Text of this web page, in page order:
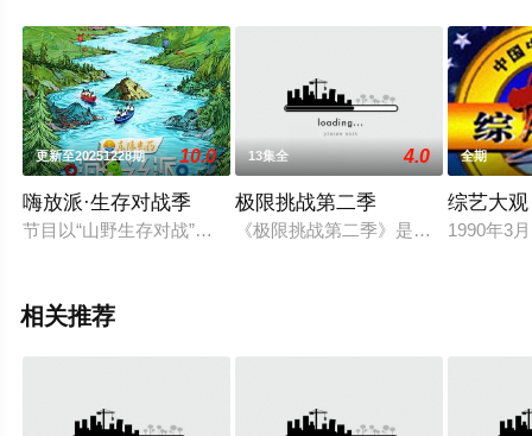
更新至20251228期 10.0
嗨放派·生存对战季
节目以“山野生存对战”为核心主题，嘉宾们在为期十天的挑战
13集全 4.0
极限挑战第二季
《极限挑战第二季》是上海东方卫
全期
综艺大观
1990年3
相关推荐